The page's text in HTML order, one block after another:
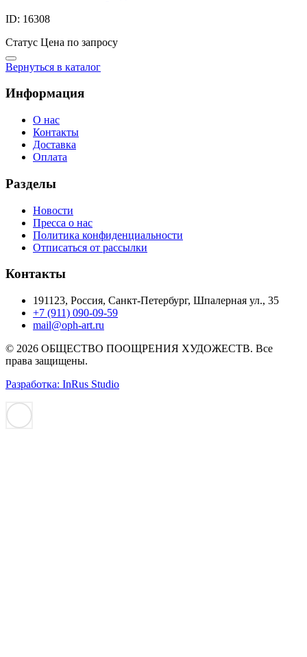
ID: 16308
Статус Цена по запросу
Вернуться в каталог
Информация
О нас
Контакты
Доставка
Оплата
Разделы
Новости
Пресса о нас
Политика конфиденциальности
Отписаться от рассылки
Контакты
191123, Россия, Санкт-Петербург, Шпалерная ул., 35
+7 (911) 090-09-59
mail@oph-art.ru
© 2026 ОБЩЕСТВО ПООЩРЕНИЯ ХУДОЖЕСТВ. Все
права защищены.
Разработка: InRus Studio